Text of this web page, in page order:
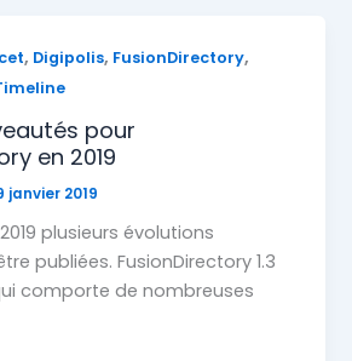
, Digipolis, FusionDirectory,
pour
en 2019
janvier 2019
plusieurs évolutions
publiées. FusionDirectory 1.3
comporte de nombreuses